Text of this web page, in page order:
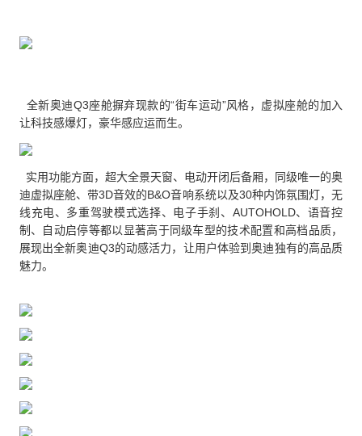
全新奥迪Q3座舱摒弃现款的“街车运动”风格，虚拟座舱的加入
让科技感爆灯，豪华感应运而生。
实用功能方面，超大全景天窗、电动开闭后备厢，同级唯一的奥
迪虚拟座舱、带3D音效的B&O音响系统以及30种内饰氛围灯，无
线充电、多重驾驶模式选择、电子手刹、AUTOHOLD、语音控
制、自动启停等都以显著高于同级车型的技术配置和高档品质，
展现出全新奥迪Q3的动感活力，让用户体验到奥迪独有的高品质
魅力。